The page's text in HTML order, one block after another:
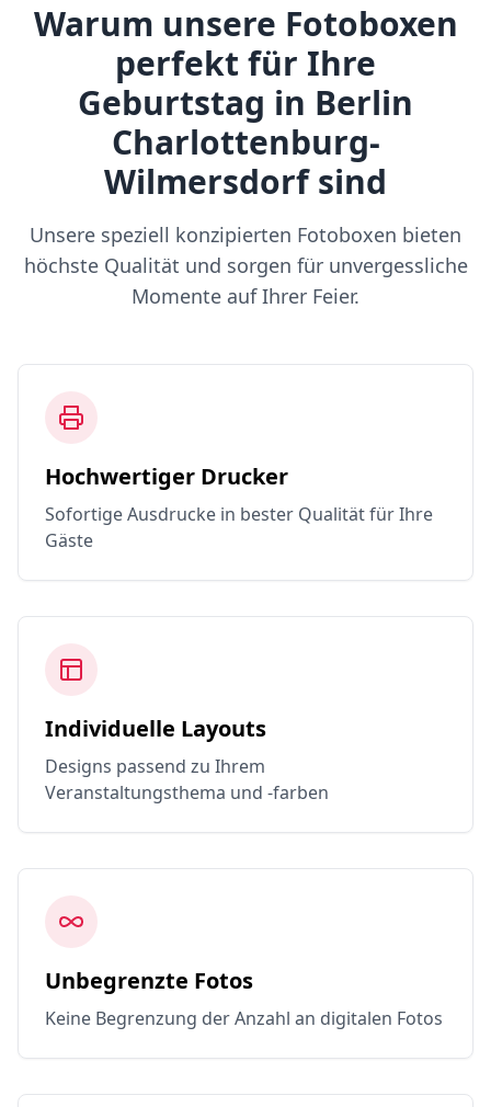
Warum unsere Fotoboxen
perfekt für Ihre
Geburtstag in Berlin
Charlottenburg-
Wilmersdorf sind
Unsere speziell konzipierten Fotoboxen bieten
höchste Qualität und sorgen für unvergessliche
Momente auf Ihrer Feier.
Hochwertiger Drucker
Sofortige Ausdrucke in bester Qualität für Ihre
Gäste
Individuelle Layouts
Designs passend zu Ihrem
Veranstaltungsthema und -farben
Unbegrenzte Fotos
Keine Begrenzung der Anzahl an digitalen Fotos